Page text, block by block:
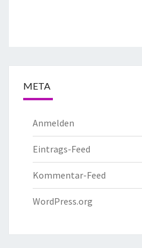
META
Anmelden
Eintrags-Feed
Kommentar-Feed
WordPress.org